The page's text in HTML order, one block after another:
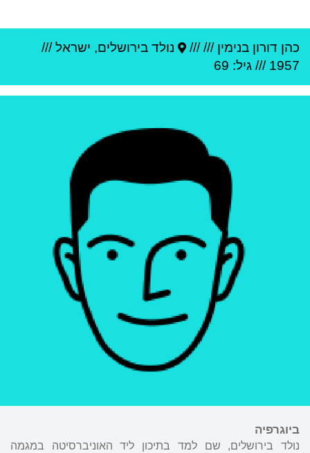
כהן דורון בנימין ///
/// נולד בירושלים, ישראל///
1957 /// גיל: 69
ביוגרפיה
נולד בירושלים, שם למד בתיכון ליד האוניברסיטה במגמה